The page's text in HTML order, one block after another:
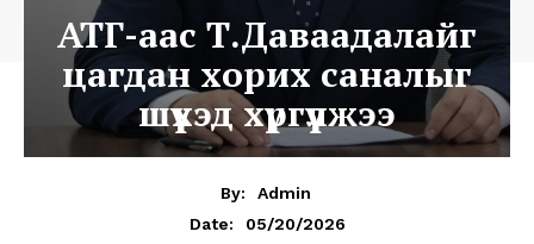
АТГ-аас Т.Даваадалайг
цагдан хорих саналыг
шүүхэд хүргүүлжээ
By:
Admin
Date:
05/20/2026